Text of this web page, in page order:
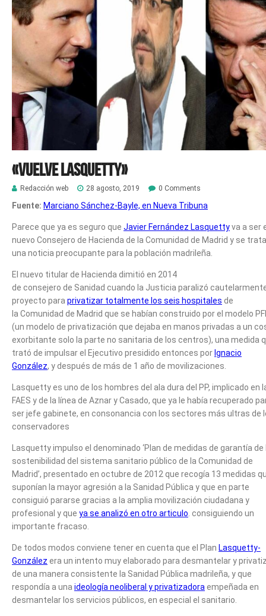
«Vuelve Lasquetty»
Redacción web 28 agosto, 2019 0 Comments
Fuente: Marciano Sánchez-Bayle, en Nueva Tribuna
Parece que ya es seguro que Javier Fernández Lasquettyva a ser
nuevo Consejero de Hacienda de la Comunidad de Madrid y se
una noticia preocupante para la población madrileña.
El nuevo titular de Hacienda dimitió en 2014
de consejero de Sanidad cuando la Justicia paralizó
proyecto para privatizar totalmente los seis hospitales de
la Comunidad de Madrid que se habían construido por el modelo PFI
(un modelo de privatización que dejaba en manos privadas a un
exorbitante solo la parte no sanitaria de los centros), una medida
trató de impulsar el Ejecutivo presidido entonces por Ignacio
González, y después de más de 1 año de movilizaciones.
Lasquetty es uno de los hombres del ala dura del PP, implicado en
FAES y de la línea de Aznar y Casado, que ya le había recuperado
ser jefe gabinete, en consonancia con los sectores más ultras de
conservadores
Lasquetty impulso el denominado ‘Plan de medidas de garantía de
sostenibilidad del sistema sanitario público de la Comunidad de
Madrid’, presentado en octubre de 2012 que recogía 13 medidas
suponían la mayor agresión a la Sanidad Pública y que en parte
consiguió pararse gracias a la amplia movilización ciudadana y
profesional y que ya se analizó en otro articulo. consiguiendo un
importante fracaso.
De todos modos conviene tener en cuenta que el Plan Lasquetty-
González era un intento muy elaborado para desmantelar y
de una manera consistente la Sanidad Pública madrileña, y que
respondía a una ideología neoliberal y privatizadoraempeñada en
desmantelar los servicios públicos, en especial el sanitario.